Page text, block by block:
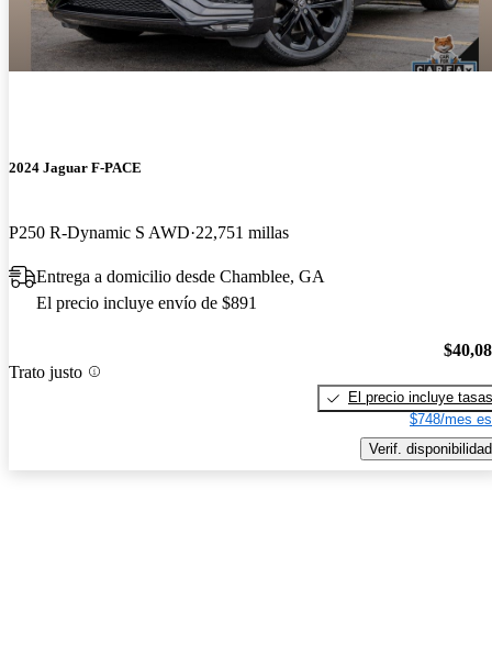
2024 Jaguar F-PACE
P250 R-Dynamic S AWD 22,751 millas
Entrega a domicilio desde Chamblee, GA
El precio incluye envío de $891
Trato justo
El precio incluye tasas
$748/mes
Verif. disponibilidad